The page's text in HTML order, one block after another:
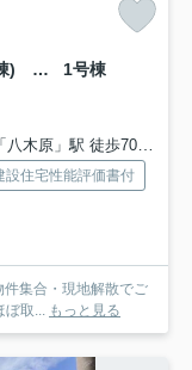
【新築】前橋市川原町第4 １号棟(全３棟) クレイドルガーデン 新築建売分譲 1号棟
八木原」駅 徒歩70分
設住宅性能評価書付
件集合・現地解散でご
取...
もっと見る